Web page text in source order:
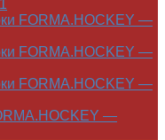
FORMA.HOCKEY —
FORMA.HOCKEY —
FORMA.HOCKEY —
—